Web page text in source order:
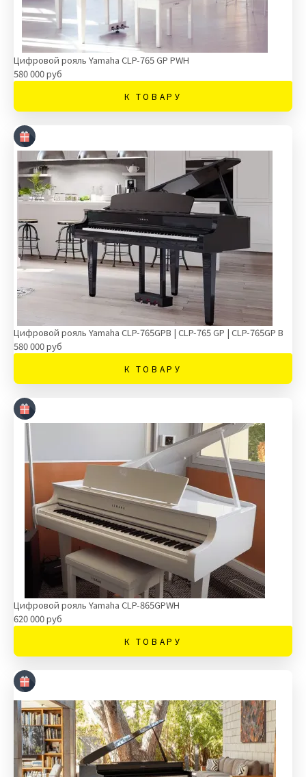
Цифровой рояль Yamaha CLP-765 GP PWH
580 000 руб
К ТОВАРУ
Цифровой рояль Yamaha CLP-765GPB | CLP-765 GP | CLP-765GP B
580 000 руб
К ТОВАРУ
Цифровой рояль Yamaha CLP-865GPWH
620 000 руб
К ТОВАРУ